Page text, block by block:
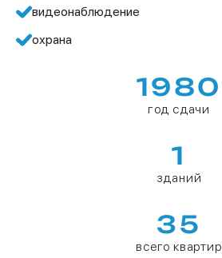
видеонаблюдение
охрана
1980
год сдачи
1
зданий
35
всего квартир